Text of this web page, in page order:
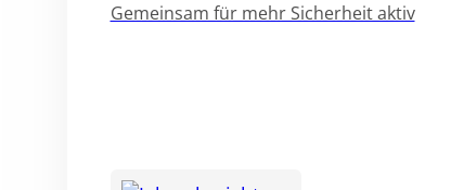
Gemeinsam für mehr Sicherheit aktiv